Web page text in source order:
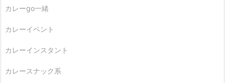
カレーgo一緒
カレーイベント
カレーインスタント
カレースナック系